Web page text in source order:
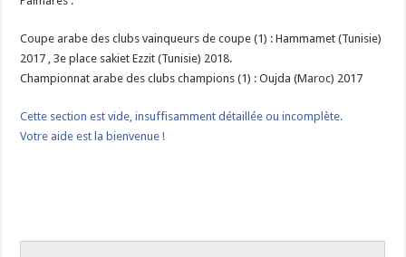
Coupe arabe des clubs vainqueurs de coupe (1) : Hammamet (Tunisie)
2017 , 3e place sakiet Ezzit (Tunisie) 2018.
Championnat arabe des clubs champions (1) : Oujda (Maroc) 2017
Cette section est vide, insuffisamment détaillée ou incomplète.
Votre aide est la bienvenue !